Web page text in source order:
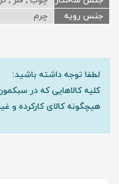
جنس رویه
چرم
لطفا توجه داشته باشید:
کلیه کالاهایی که در
هیچگونه کالای کارکرده